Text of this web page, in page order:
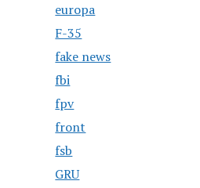
europa
F-35
fake news
fbi
fpv
front
fsb
GRU